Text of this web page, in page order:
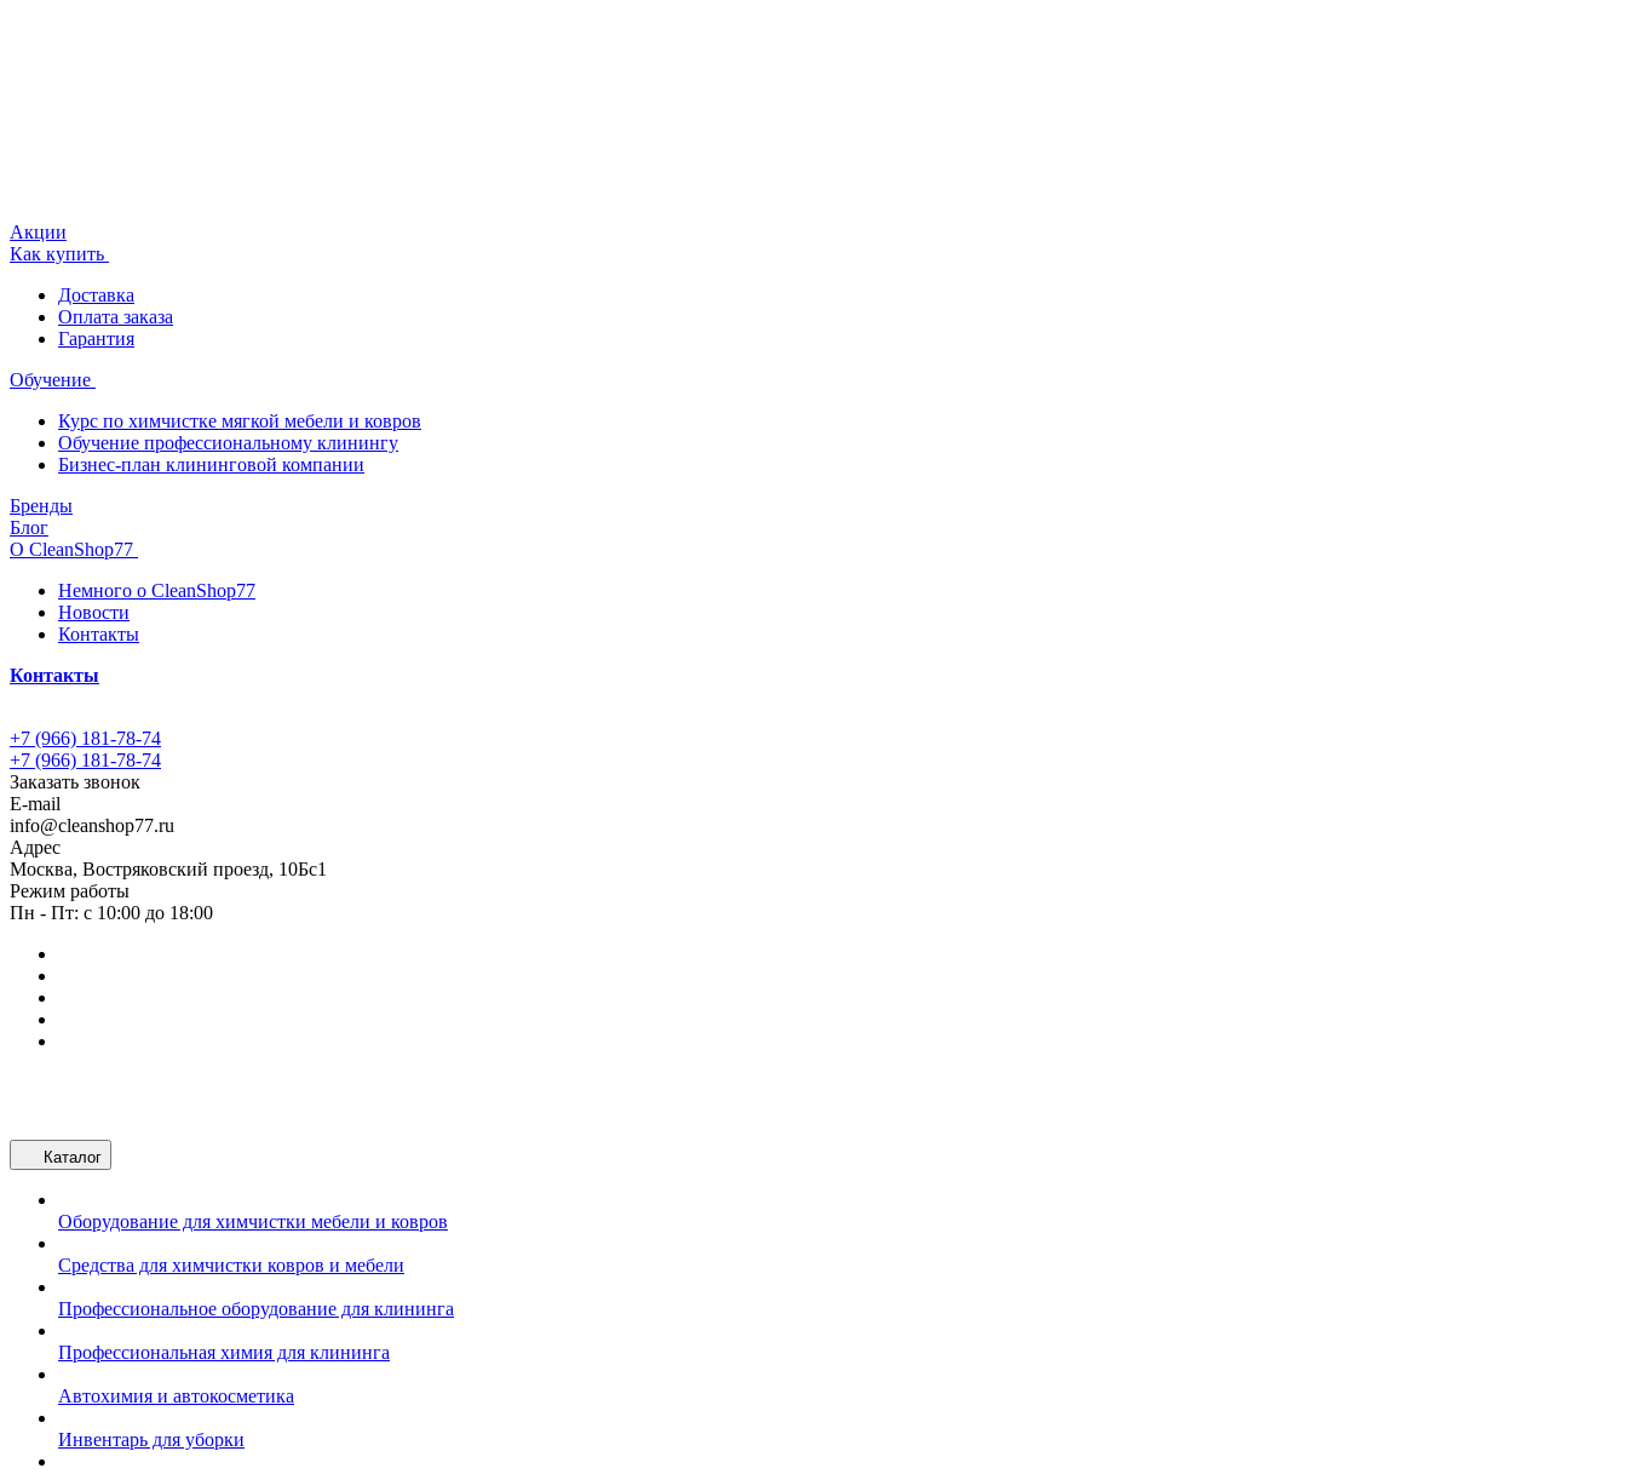
Акции
Как купить
Доставка
Оплата заказа
Гарантия
Обучение
Курс по химчистке мягкой мебели и ковров
Обучение профессиональному клинингу
Бизнес-план клининговой компании
Бренды
Блог
О CleanShop77
Немного о CleanShop77
Новости
Контакты
Контакты
+7 (966) 181-78-74
+7 (966) 181-78-74
Заказать звонок
E-mail
info@cleanshop77.ru
Адрес
Москва, Востряковский проезд, 10Бс1
Режим работы
Пн - Пт: с 10:00 до 18:00
Каталог
Оборудование для химчистки мебели и ковров
Средства для химчистки ковров и мебели
Профессиональное оборудование для клининга
Профессиональная химия для клининга
Автохимия и автокосметика
Инвентарь для уборки